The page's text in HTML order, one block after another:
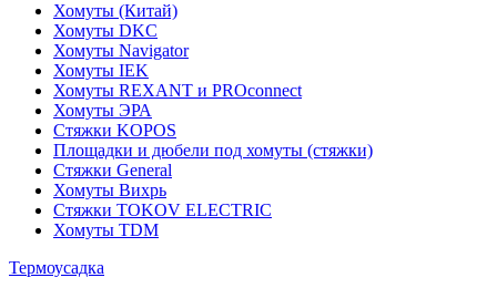
Хомуты (Китай)
Хомуты DKC
Хомуты Navigator
Хомуты IEK
Хомуты REXANT и PROconnect
Хомуты ЭРА
Стяжки KOPOS
Площадки и дюбели под хомуты (стяжки)
Стяжки General
Хомуты Вихрь
Стяжки TOKOV ELECTRIC
Хомуты TDM
Термоусадка